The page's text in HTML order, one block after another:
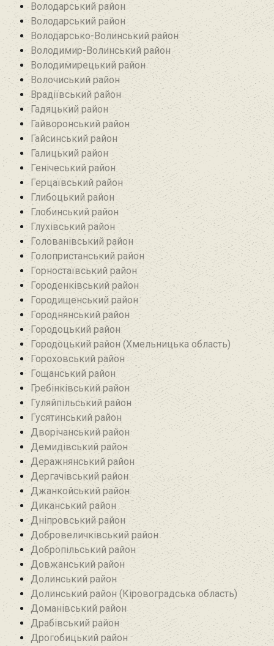
Володарський район
Володарський район
Володарсько-Волинський район
Володимир-Волинський район
Володимирецький район‎
Волочиський район
Врадіївський район‎
Гадяцький район
Гайворонський район
Гайсинський район
Галицький район
Генічеський район
Герцаївський район
Глибоцький район
Глобинський район
Глухівський район‎
Голованівський район
Голопристанський район
Горностаївський район‎
Городенківський район
Городищенський район‎
Городнянський район
Городоцький район
Городоцький район (Хмельницька область)
Гороховський район
Гощанський район
Гребінківський район
Гуляйпільський район‎
Гусятинський район‎
Дворічанський район
Демидівський район
Деражнянський район
Дергачівський район
Джанкойський район
Диканський район
Дніпровський район
Добровеличківський район
Добропільський район‎
Довжанський район
Долинський район
Долинський район (Кіровоградська область)
Доманівський район‎
Драбівський район‎
Дрогобицький район